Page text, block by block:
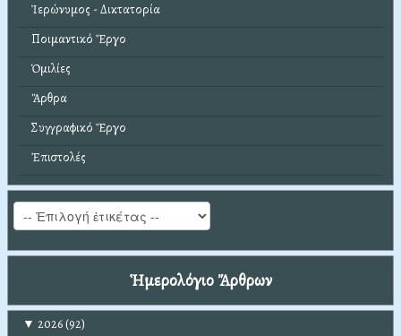
Ἱερώνυμος - Δικτατορία
Ποιμαντικό Ἔργο
Ὁμιλίες
Ἄρθρα
Συγγραφικό Ἔργο
Ἐπιστολές
Ἡμερολόγιο Ἄρθρων
▼ 2026(92)